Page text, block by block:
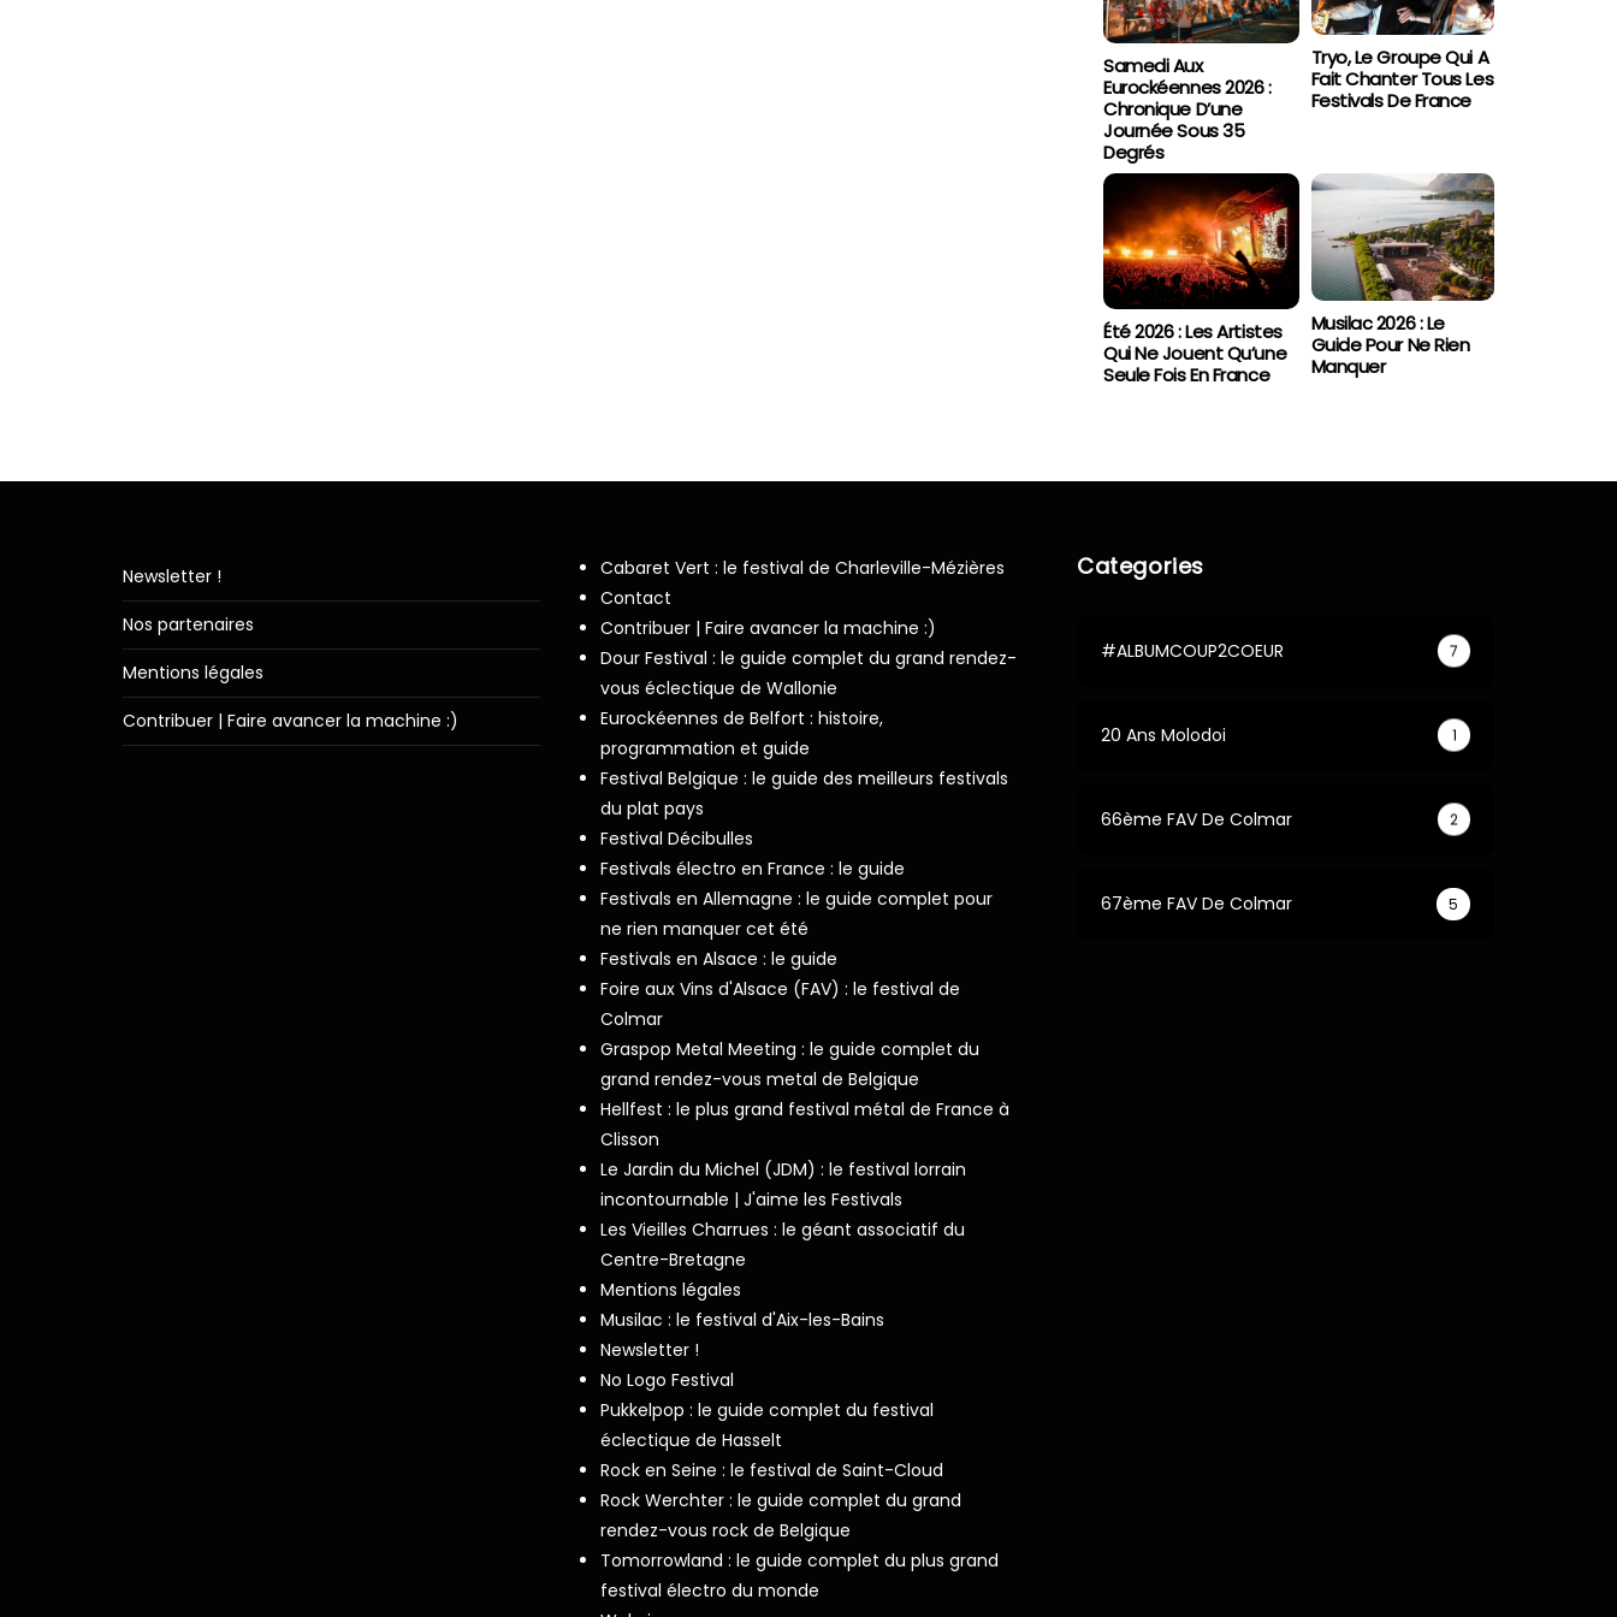
Samedi Aux
Eurockéennes 2026 :
Chronique D’une
Journée Sous 35
Degrés
Tryo, Le Groupe Qui A
Fait Chanter Tous Les
Festivals De France
Été 2026 : Les Artistes
Qui Ne Jouent Qu’une
Seule Fois En France
Musilac 2026 : Le
Guide Pour Ne Rien
Manquer
Newsletter !
Nos partenaires
Mentions légales
Contribuer | Faire avancer la machine :)
Cabaret Vert : le festival de Charleville-Mézières
Contact
Contribuer | Faire avancer la machine :)
Dour Festival : le guide complet du grand rendez-
vous éclectique de Wallonie
Eurockéennes de Belfort : histoire,
programmation et guide
Festival Belgique : le guide des meilleurs festivals
du plat pays
Festival Décibulles
Festivals électro en France : le guide
Festivals en Allemagne : le guide complet pour
ne rien manquer cet été
Festivals en Alsace : le guide
Foire aux Vins d'Alsace (FAV) : le festival de
Colmar
Graspop Metal Meeting : le guide complet du
grand rendez-vous metal de Belgique
Hellfest : le plus grand festival métal de France à
Clisson
Le Jardin du Michel (JDM) : le festival lorrain
incontournable | J'aime les Festivals
Les Vieilles Charrues : le géant associatif du
Centre-Bretagne
Mentions légales
Musilac : le festival d'Aix-les-Bains
Newsletter !
No Logo Festival
Pukkelpop : le guide complet du festival
éclectique de Hasselt
Rock en Seine : le festival de Saint-Cloud
Rock Werchter : le guide complet du grand
rendez-vous rock de Belgique
Tomorrowland : le guide complet du plus grand
festival électro du monde
Categories
#ALBUMCOUP2COEUR 7
20 Ans Molodoi 1
66ème FAV De Colmar 2
67ème FAV De Colmar 5